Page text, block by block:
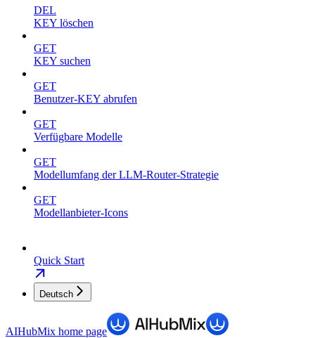
DEL
KEY löschen
GET
KEY suchen
GET
Benutzer-KEY abrufen
GET
Verfügbare Modelle
GET
Modellumfang der LLM-Router-Strategie
GET
Modellanbieter-Icons
Quick Start
Deutsch
AIHubMix home page